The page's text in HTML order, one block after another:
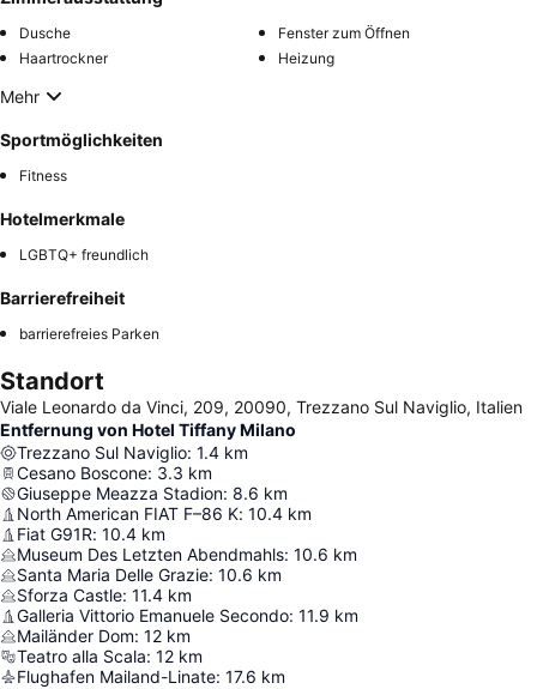
Dusche
Fenster zum Öffnen
Haartrockner
Heizung
Mehr
Sportmöglichkeiten
Fitness
Hotelmerkmale
LGBTQ+ freundlich
Barrierefreiheit
barrierefreies Parken
Standort
Viale Leonardo da Vinci, 209, 20090, Trezzano Sul Naviglio, Italien
Entfernung von Hotel Tiffany Milano
Trezzano Sul Naviglio: 1.4 km
Cesano Boscone: 3.3 km
Giuseppe Meazza Stadion: 8.6 km
North American FIAT F–86 K: 10.4 km
Fiat G91R: 10.4 km
Museum Des Letzten Abendmahls: 10.6 km
Santa Maria Delle Grazie: 10.6 km
Sforza Castle: 11.4 km
Galleria Vittorio Emanuele Secondo: 11.9 km
Mailänder Dom: 12 km
Teatro alla Scala: 12 km
Flughafen Mailand-Linate: 17.6 km